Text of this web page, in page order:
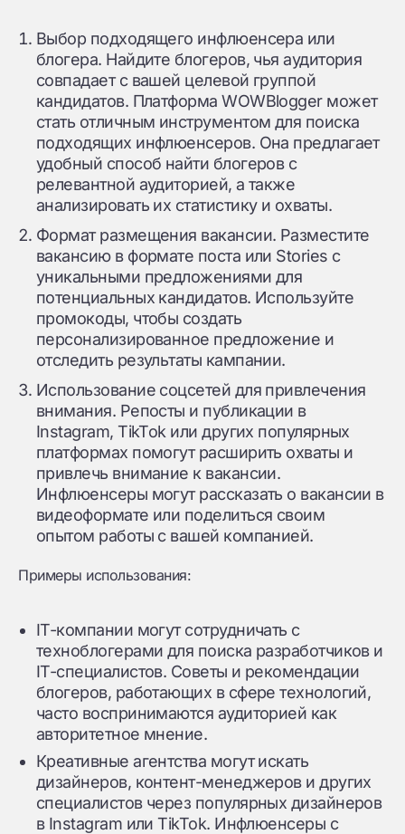
Выбор подходящего инфлюенсера или
блогера. Найдите блогеров, чья аудитория
совпадает с вашей целевой группой
кандидатов. Платформа WOWBlogger может
стать отличным инструментом для поиска
подходящих инфлюенсеров. Она предлагает
удобный способ найти блогеров с
релевантной аудиторией, а также
анализировать их статистику и охваты.
Формат размещения вакансии. Разместите
вакансию в формате поста или Stories с
уникальными предложениями для
потенциальных кандидатов. Используйте
промокоды, чтобы создать
персонализированное предложение и
отследить результаты кампании.
Использование соцсетей для привлечения
внимания. Репосты и публикации в
Instagram, TikTok или других популярных
платформах помогут расширить охваты и
привлечь внимание к вакансии.
Инфлюенсеры могут рассказать о вакансии в
видеоформате или поделиться своим
опытом работы с вашей компанией.
Примеры использования:
IT-компании могут сотрудничать с
техноблогерами для поиска разработчиков и
IT-специалистов. Советы и рекомендации
блогеров, работающих в сфере технологий,
часто воспринимаются аудиторией как
авторитетное мнение.
Креативные агентства могут искать
дизайнеров, контент-менеджеров и других
специалистов через популярных дизайнеров
в Instagram или TikTok. Инфлюенсеры с